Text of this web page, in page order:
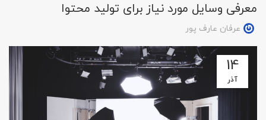
معرفی وسایل مورد نیاز برای تولید محتوا
عرفان عارف پور
14
آذر